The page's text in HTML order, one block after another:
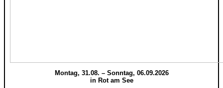
Montag, 31.08. – Sonntag, 06.09.2026
in Rot am See